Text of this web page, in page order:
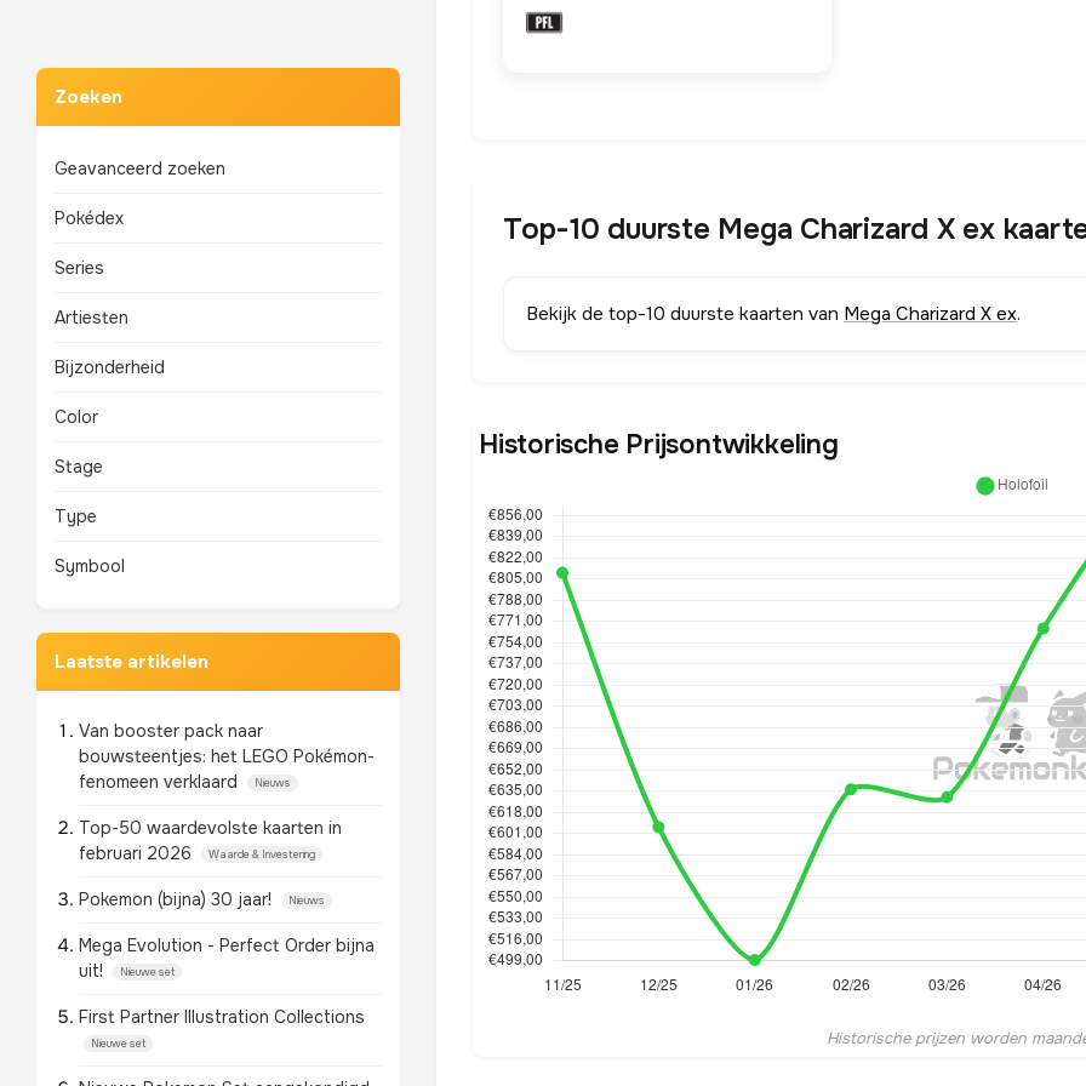
Zoeken
Geavanceerd zoeken
Pokédex
Series
Artiesten
Bijzonderheid
Color
Stage
Type
Symbool
Laatste artikelen
Van booster pack naar
bouwsteentjes: het LEGO Pokémon-
fenomeen verklaard
Nieuws
Top-50 waardevolste kaarten in
februari 2026
Waarde & Investering
Pokemon (bijna) 30 jaar! Nieuws
Mega Evolution - Perfect Order bijna
uit!
Nieuwe set
First Partner Illustration Collections
Nieuwe set
Top-10 duurste Mega Charizard X ex
Bekijk de top-10 duurste kaarten van Mega Charizard X ex.
Historische Prijsontwikkeling
Historische prijzen worden